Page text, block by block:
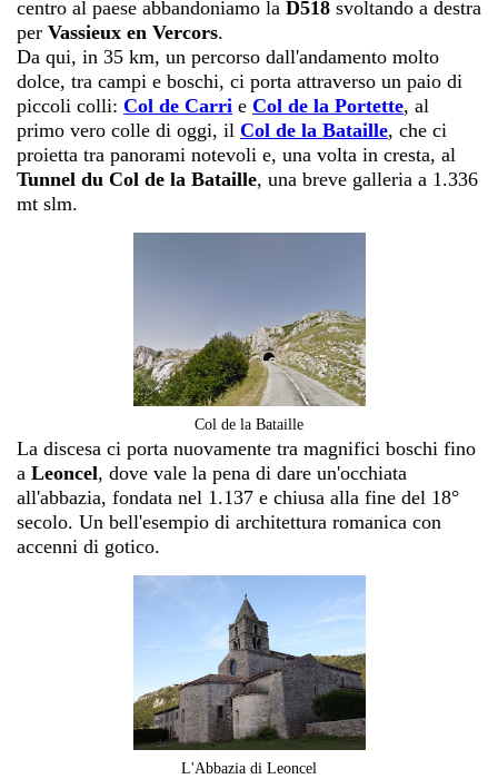
centro al paese abbandoniamo la D518 svoltando a destra
per Vassieux en Vercors.
Da qui, in 35 km, un percorso dall'andamento molto
dolce, tra campi e boschi, ci porta attraverso un paio di
piccoli colli: Col de Carri e Col de la Portette, al
primo vero colle di oggi, il Col de la Bataille, che ci
proietta tra panorami notevoli e, una volta in cresta, al
Tunnel du Col de la Bataille, una breve galleria a 1.336
mt slm.
Col de la Bataille
La discesa ci porta nuovamente tra magnifici boschi fino
a Leoncel, dove vale la pena di dare un'occhiata
all'abbazia, fondata nel 1.137 e chiusa alla fine del 18°
secolo. Un bell'esempio di architettura romanica con
accenni di gotico.
L'Abbazia di Leoncel